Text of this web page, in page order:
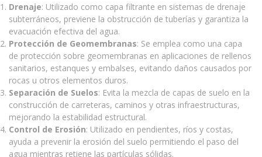
Drenaje: Utilizado como capa filtrante en sistemas de drenaje
subterráneos, previene la obstrucción de tuberías y garantiza la
evacuación efectiva del agua.
Protección de Geomembranas: Se emplea como una capa
de protección sobre geomembranas en aplicaciones de rellenos
sanitarios, estanques y embalses, evitando daños causados por
rocas u otros elementos duros.
Separación de Suelos: Evita la mezcla de capas de suelo en la
construcción de carreteras, caminos y otras infraestructuras,
mejorando la estabilidad estructural.
Control de Erosión: Utilizado en pendientes, ríos y costas,
ayuda a prevenir la erosión del suelo permitiendo el paso del
agua mientras retiene las partículas sólidas.